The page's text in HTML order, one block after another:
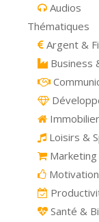
Audios
Thématiques
Argent &
Business
Immobilier
Loisirs &
Marketing
Santé &